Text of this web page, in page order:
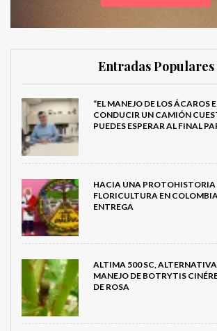
Entradas Populares
“EL MANEJO DE LOS ÁCAROS
CONDUCIR UN CAMIÓN
PUEDES ESPERAR AL FINAL
HACIA UNA PROTOHISTORIA
FLORICULTURA EN
ENTREGA
ALTIMA 500 SC,
MANEJO DE BOTRYTIS
DE ROSA